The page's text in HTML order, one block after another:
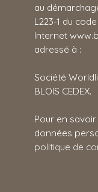
au
L223-1 du
Internet
adressé à :
Société
BLOIS CEDEX.
Pour en
données
politique de